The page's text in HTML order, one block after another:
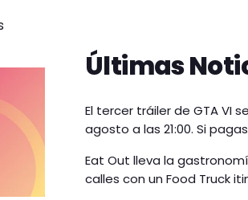
Últimas
El tercer tráiler de GTA VI
agosto a las 21:00. Si pagas
Eat Out lleva la
calles con un Food Truck